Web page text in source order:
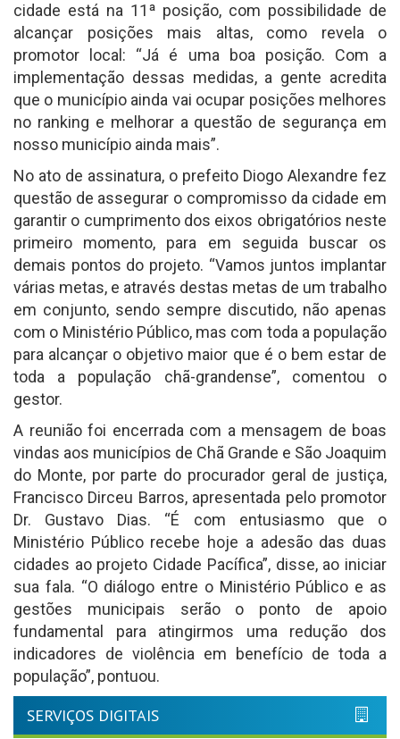
cidade está na 11ª posição, com possibilidade de
alcançar posições mais altas, como revela o
promotor local: “Já é uma boa posição. Com a
implementação dessas medidas, a gente acredita
que o município ainda vai ocupar posições melhores
no ranking e melhorar a questão de segurança em
nosso município ainda mais”.
No ato de assinatura, o prefeito Diogo Alexandre fez
questão de assegurar o compromisso da cidade em
garantir o cumprimento dos eixos obrigatórios neste
primeiro momento, para em seguida buscar os
demais pontos do projeto. “Vamos juntos implantar
várias metas, e através destas metas de um trabalho
em conjunto, sendo sempre discutido, não apenas
com o Ministério Público, mas com toda a população
para alcançar o objetivo maior que é o bem estar de
toda a população chã-grandense”, comentou o
gestor.
A reunião foi encerrada com a mensagem de boas
vindas aos municípios de Chã Grande e São Joaquim
do Monte, por parte do procurador geral de justiça,
Francisco Dirceu Barros, apresentada pelo promotor
Dr. Gustavo Dias. “É com entusiasmo que o
Ministério Público recebe hoje a adesão das duas
cidades ao projeto Cidade Pacífica”, disse, ao iniciar
sua fala. “O diálogo entre o Ministério Público e as
gestões municipais serão o ponto de apoio
fundamental para atingirmos uma redução dos
indicadores de violência em benefício de toda a
população”, pontuou.
SERVIÇOS DIGITAIS